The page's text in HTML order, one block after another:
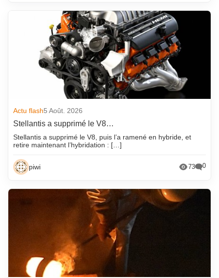
Actu flash5 Août. 2026
Stellantis a supprimé le V8…
Stellantis a supprimé le V8, puis l’a ramené en hybride, et
retire maintenant l’hybridation : […]
piwi 73 0